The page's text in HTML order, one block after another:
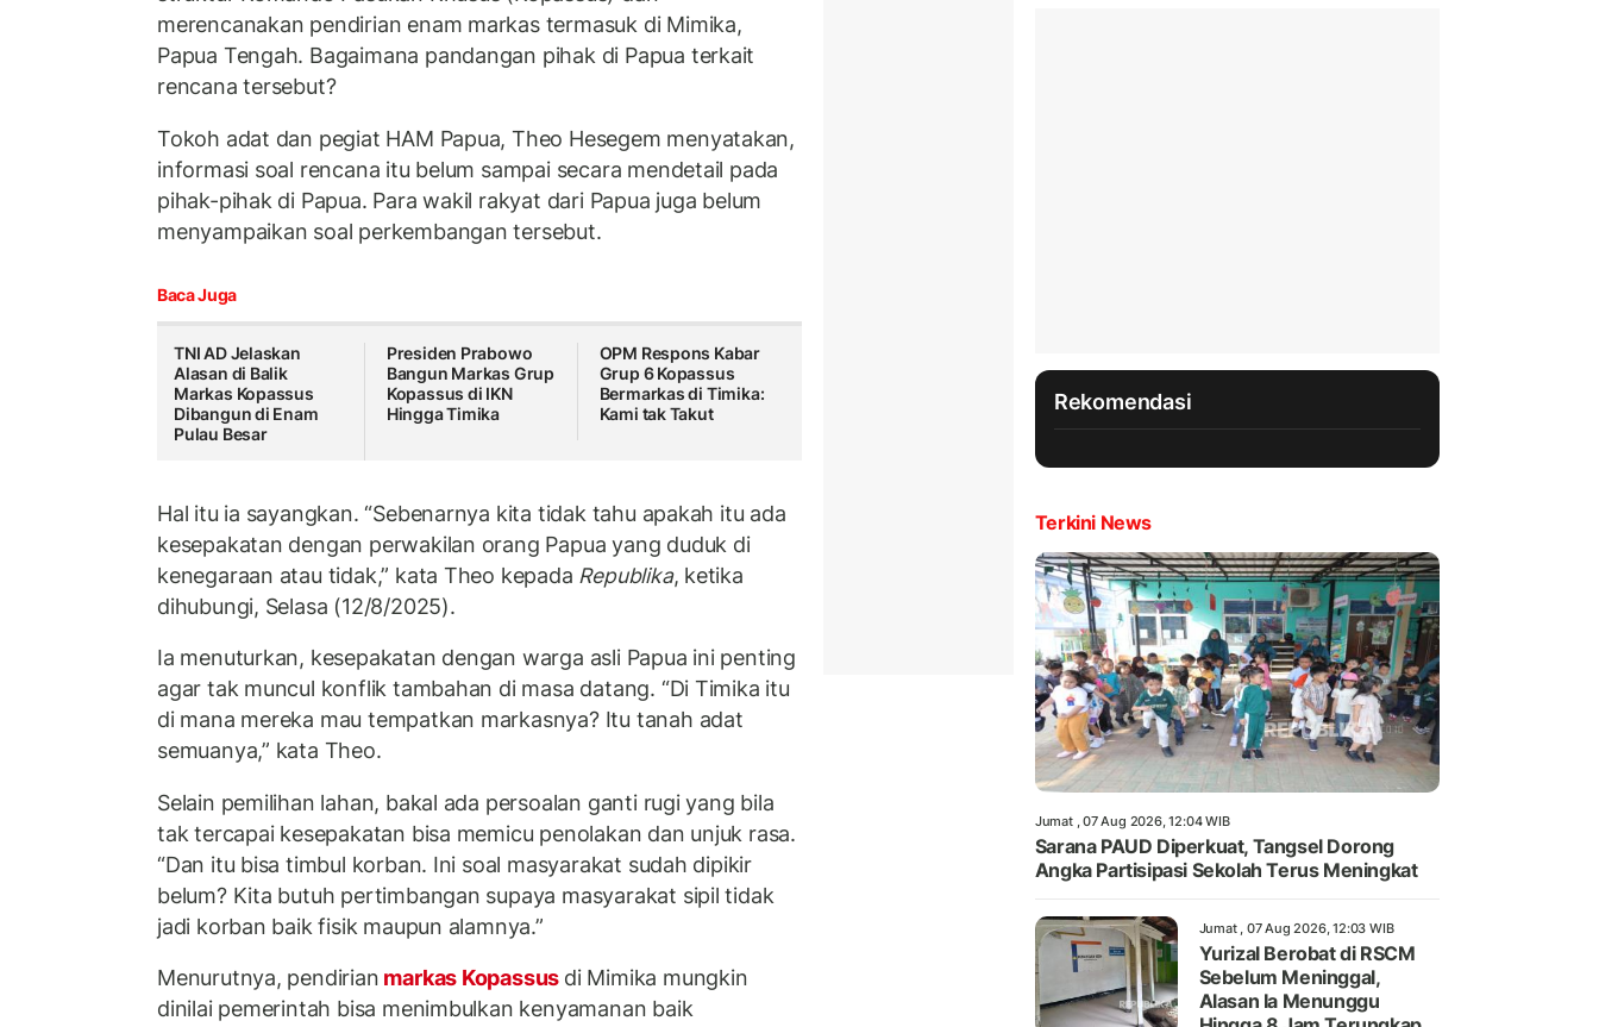
merencanakan pendirian enam markas termasuk di Mimika,
Papua Tengah. Bagaimana pandangan pihak di Papua terkait
rencana tersebut?
Tokoh adat dan pegiat HAM Papua, Theo Hesegem menyatakan,
informasi soal rencana itu belum sampai secara mendetail pada
pihak-pihak di Papua. Para wakil rakyat dari Papua juga belum
menyampaikan soal perkembangan tersebut.
Baca Juga
TNI AD Jelaskan
Alasan di Balik
Markas Kopassus
Dibangun di Enam
Pulau Besar
Presiden Prabowo
Bangun Markas Grup
Kopassus di IKN
Hingga Timika
OPM Respons Kabar
Grup 6 Kopassus
Bermarkas di Timika:
Kami tak Takut
Hal itu ia sayangkan. “Sebenarnya kita tidak tahu apakah itu ada
kesepakatan dengan perwakilan orang Papua yang duduk di
kenegaraan atau tidak,” kata Theo kepada Republika, ketika
dihubungi, Selasa (12/8/2025).
Ia menuturkan, kesepakatan dengan warga asli Papua ini penting
agar tak muncul konflik tambahan di masa datang. “Di Timika itu
di mana mereka mau tempatkan markasnya? Itu tanah adat
semuanya,” kata Theo.
Selain pemilihan lahan, bakal ada persoalan ganti rugi yang bila
tak tercapai kesepakatan bisa memicu penolakan dan unjuk rasa.
“Dan itu bisa timbul korban. Ini soal masyarakat sudah dipikir
belum? Kita butuh pertimbangan supaya masyarakat sipil tidak
jadi korban baik fisik maupun alamnya.”
Menurutnya, pendirian markas Kopassus di Mimika mungkin
dinilai pemerintah bisa menimbulkan kenyamanan baik
Rekomendasi
Terkini News
Jumat , 07 Aug 2026, 12:04 WIB
Sarana PAUD Diperkuat, Tangsel Dorong
Angka Partisipasi Sekolah Terus Meningkat
Jumat , 07 Aug 2026, 12:03 WIB
Yurizal Berobat di RSCM
Sebelum Meninggal,
Alasan Ia Menunggu